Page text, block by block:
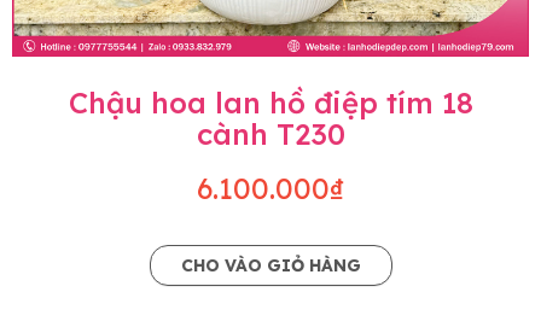
Chậu hoa lan hồ điệp tím 18
cành T230
6.100.000₫
CHO VÀO GIỎ HÀNG